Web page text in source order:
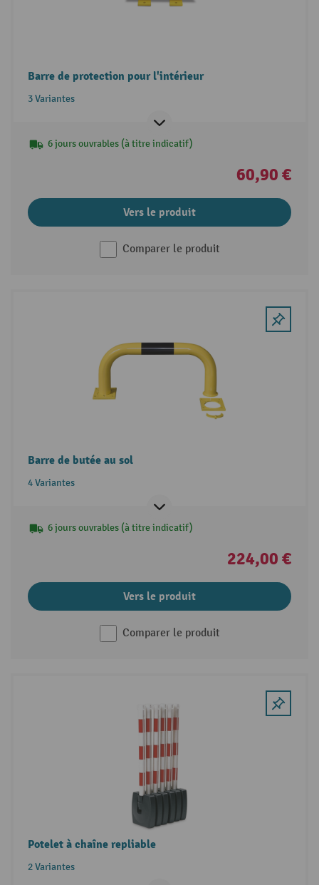
Barre de protection pour l'intérieur
3 Variantes
6 jours ouvrables (à titre indicatif)
60,90 €
Vers le produit
Comparer le produit
Barre de butée au sol
4 Variantes
6 jours ouvrables (à titre indicatif)
224,00 €
Vers le produit
Comparer le produit
Potelet à chaîne repliable
2 Variantes